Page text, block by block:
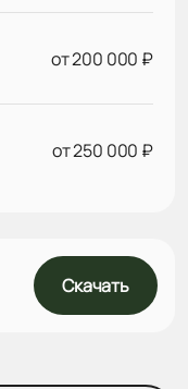
от 200 000 ₽
от 250 000 ₽
Скачать